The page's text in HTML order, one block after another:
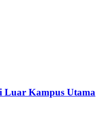
Luar Kampus Utama